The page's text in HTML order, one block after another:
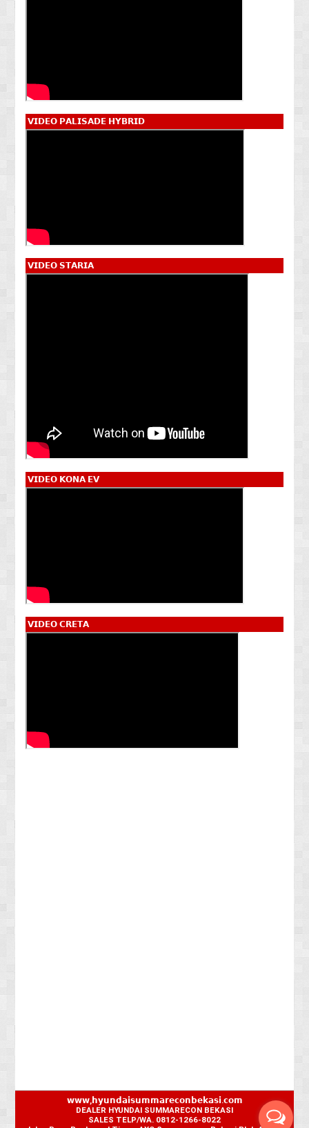
𝗩𝗜𝗗𝗘𝗢 𝗣𝗔𝗟𝗜𝗦𝗔𝗗𝗘 𝗛𝗬𝗕𝗥𝗜𝗗
𝗩𝗜𝗗𝗘𝗢 𝗦𝗧𝗔𝗥𝗜𝗔
𝗩𝗜𝗗𝗘𝗢 𝗞𝗢𝗡𝗔 𝗘𝗩
𝗩𝗜𝗗𝗘𝗢 𝗖𝗥𝗘𝗧𝗔
𝘄𝘄𝘄,𝗵𝘆𝘂𝗻𝗱𝗮𝗶𝘀𝘂𝗺𝗺𝗮𝗿𝗲𝗰𝗼𝗻𝗯𝗲𝗸𝗮𝘀𝗶.𝗰𝗼𝗺
DEALER HYUNDAI SUMMARECON BEKASI
SALES TELP/WA. 0812-1266-8022